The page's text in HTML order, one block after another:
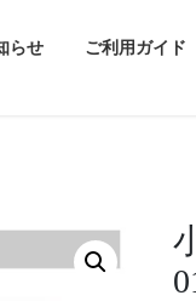
らせ ご利用ガイド